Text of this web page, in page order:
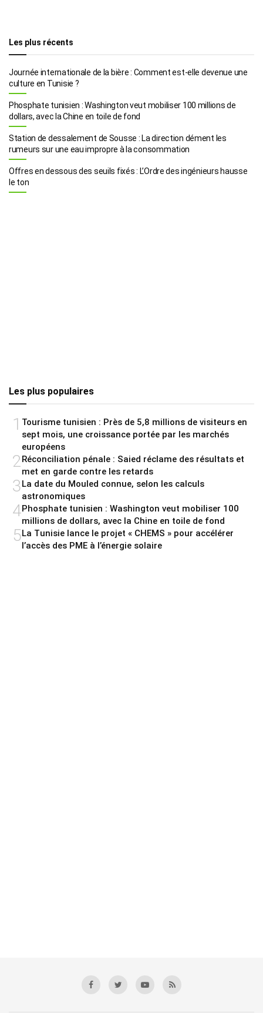
Les plus récents
Journée internationale de la bière : Comment est-elle devenue une
culture en Tunisie ?
Phosphate tunisien : Washington veut mobiliser 100 millions de
dollars, avec la Chine en toile de fond
Station de dessalement de Sousse : La direction dément les
rumeurs sur une eau impropre à la consommation
Offres en dessous des seuils fixés : L’Ordre des ingénieurs hausse
le ton
Les plus populaires
1 Tourisme tunisien : Près de 5,8 millions de visiteurs en
sept mois, une croissance portée par les marchés
européens
2Réconciliation pénale : Saied réclame des résultats et
met en garde contre les retards
3La date du Mouled connue, selon les calculs
astronomiques
4Phosphate tunisien : Washington veut mobiliser 100
millions de dollars, avec la Chine en toile de fond
5La Tunisie lance le projet « CHEMS » pour accélérer
l’accès des PME à l’énergie solaire